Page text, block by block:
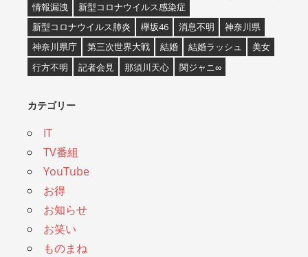
情報漏洩
新型コロナウイルス感染症
新型コロナウイルス肺炎
欅坂46 消息不明
神奈川県
神奈川県庁
第三次世界大戦 結婚 結婚ラッシュ
美女
行方不明
記者会見 那須川天心 関ジャニ∞
カテゴリー
IT
TV番組
YouTube
お得
お知らせ
お笑い
ものまね